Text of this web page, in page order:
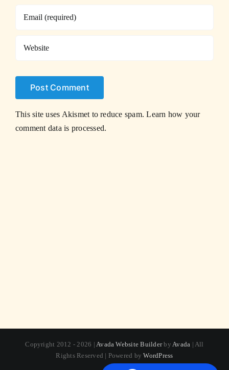
This site uses Akismet to reduce spam.Learn how your
comment data is processed.
Copyright 2012 - 2026 | Avada Website Builderby Avada | All
Rights Reserved | Powered byWordPress